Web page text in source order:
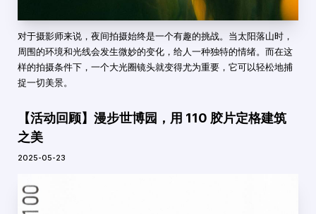
对于摄影师来说，夜间拍摄始终是一个有趣的挑战。当太阳落山时，
周围的环境和光线会发生微妙的变化，给人一种独特的情绪。而在这
样的拍摄条件下，一个大光圈镜头就变得尤为重要，它可以轻松地捕
捉一切美景。
【活动回顾】漫步世博园，用 110 胶片定格建筑
之美
2025-05-23